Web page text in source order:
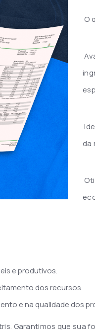
O
da
e produtivos.
dos recursos.
e na qualidade dos
Garantimos que